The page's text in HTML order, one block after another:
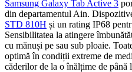
Samsung Galaxy Tab Active 3
din departamentul Ain.
STD 810H și un rating IP68
Sensibilitatea la atingere
cu mănuși pe sau sub ploaie.
optimă în condiții extreme de
căderilor de la o înălțime de până